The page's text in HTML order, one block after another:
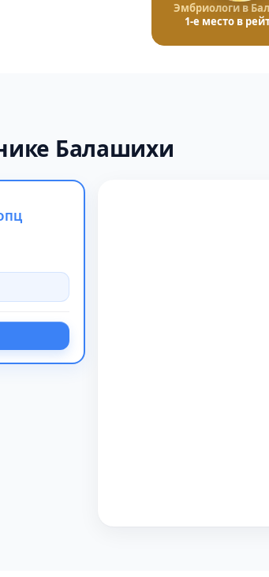
Эмбриологи в
1-е место в
Балашихи